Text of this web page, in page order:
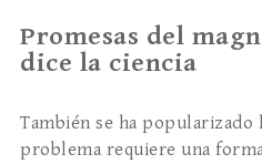
Promesas del
dice la ciencia
También se ha popularizado
problema requiere una